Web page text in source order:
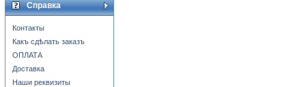
Справка
Контакты
Какъ сдѣлать заказъ
ОПЛАТА
Доставка
Наши реквизиты